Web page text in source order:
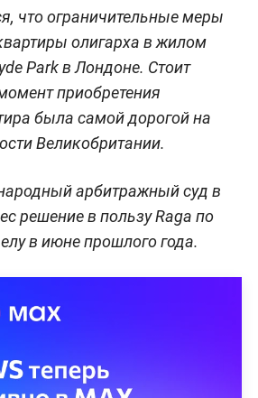
что ограничительные меры
олигарха в жилом
Park в Лондоне. Стоит
приобретения
была самой дорогой на
Великобритании.
арбитражный суд в
решение в пользу Raga по
в июне прошлого года.